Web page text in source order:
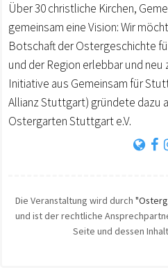
Über 30 christliche Kirchen,
gemeinsam eine Vision: Wir
Botschaft der Ostergeschichte
und der Region erlebbar und neu
Initiative aus Gemeinsam für
Allianz Stuttgart) gründete dazu
Ostergarten Stuttgart e.V.
Die Veranstaltung wird durch
und ist der rechtliche
Seite und dessen